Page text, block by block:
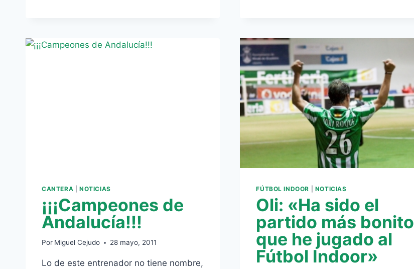
–
BENIDORM
CANTERA NOTICIAS
¡¡¡Campeones de
Andalucía!!!
Por Miguel Cejudo 28 mayo, 2011
Lo de este entrenador no tiene nombre,
FÚTBOL INDOOR NOTICIAS
Oli: «Ha sido el
partido más bonito
que he jugado al
Fútbol Indoor»